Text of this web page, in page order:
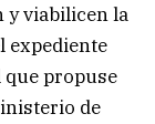
y viabilicen la
expediente
que propuse
de